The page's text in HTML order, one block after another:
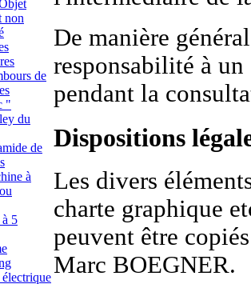
De manière
responsabilité à
pendant la
Dispositions
Les divers
charte graphique
peuvent être
Marc BOEGNER.
non
de
"
du
de
à
5